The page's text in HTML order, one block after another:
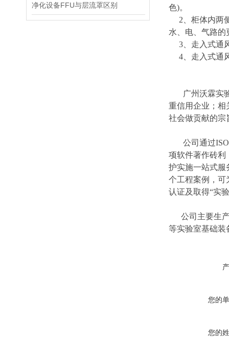
净化设备FFU与层流罩区别
色)。
2、柜体内两
水、电、气路的
3、走入式通
4、走入式通
广州沃霖实验
重信用企业；相
社会做贡献的宗
公司通过
项软件著作砖利
护实施一站式服
个工程案例，可
认证及取得“实
公司主要生产
等实验室基础
您的
您的